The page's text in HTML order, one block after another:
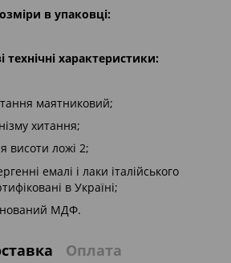
в упаковці:
технічні характеристики:
маятниковий;
хитання;
висоти ложі 2;
емалі і лаки італійського
в Україні;
МДФ.
Оплата